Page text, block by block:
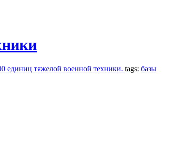
единиц тяжелой военной техники. tags: базы